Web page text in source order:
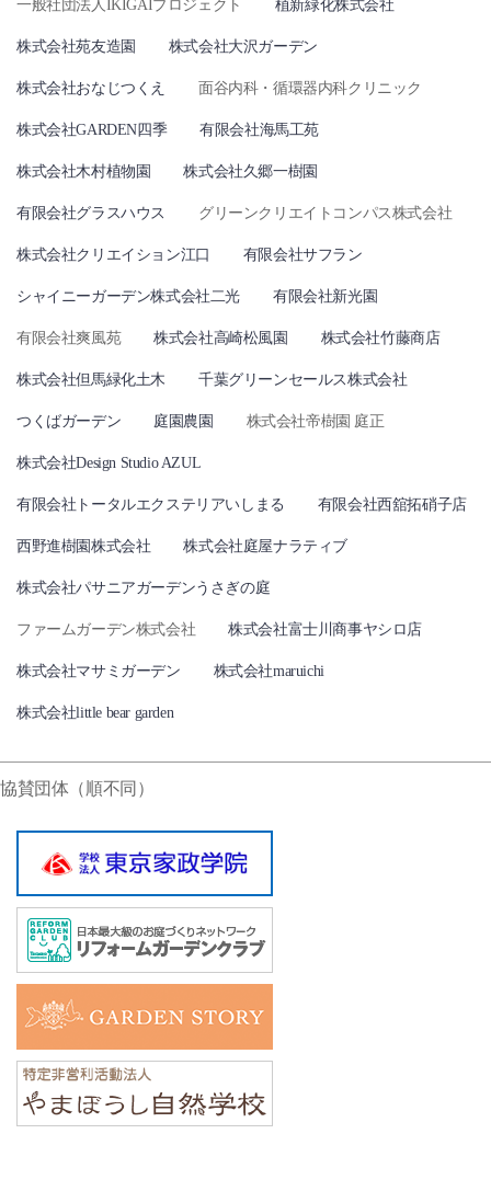
一般社団法人IKIGAIプロジェクト 植新緑化株式会社
株式会社苑友造園 株式会社大沢ガーデン
株式会社おなじつくえ 面谷内科・循環器内科クリニック
株式会社GARDEN四季 有限会社海馬工苑
株式会社木村植物園 株式会社久郷一樹園
有限会社グラスハウス グリーンクリエイトコンパス株式会社
株式会社クリエイション江口 有限会社サフラン
シャイニーガーデン株式会社二光 有限会社新光園
有限会社爽風苑 株式会社高崎松風園 株式会社竹藤商店
株式会社但馬緑化土木 千葉グリーンセールス株式会社
つくばガーデン 庭園農園 株式会社帝樹園 庭正
株式会社Design Studio AZUL
有限会社トータルエクステリアいしまる 有限会社西舘拓硝子店
西野進樹園株式会社 株式会社庭屋ナラティブ
株式会社パサニアガーデンうさぎの庭
ファームガーデン株式会社 株式会社富士川商事ヤシロ店
株式会社マサミガーデン 株式会社maruichi
株式会社little bear garden
協賛団体（順不同）